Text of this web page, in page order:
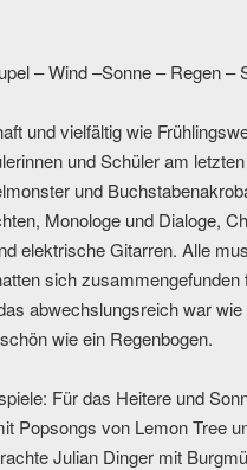
– Wind –Sonne – Regen –
und vielfältig wie
und Schüler am
und
Monologe und Dialoge,
elektrische Gitarren. Alle
sich zusammengefunden
abwechslungsreich war
wie ein Regenbogen.
Für das Heitere und
Popsongs von Lemon Tree
Julian Dinger mit